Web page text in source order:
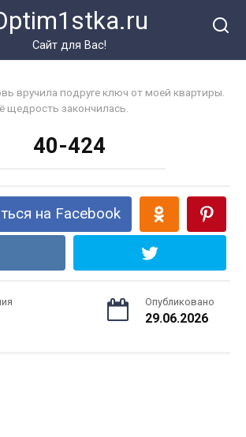
Сайт для Вас!
вручила подруге ключ от моей квартиры.
щедрость закончилась.
40-424
на Facebook
Опубликовано
29.06.2026